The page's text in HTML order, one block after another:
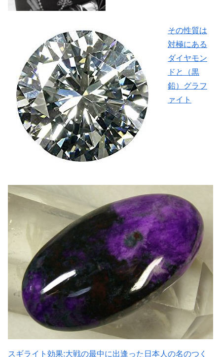
その性質は
対極にある
ダイヤモン
ドと（黒
鉛）グラフ
ァイト
スギライト効果:大戦の最中に出逢った日本人の名のつく